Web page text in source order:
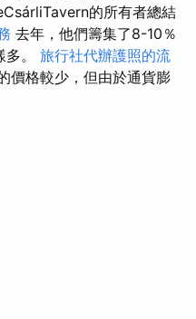
的所有者總結
去年，他們籌集了8-10％
。 旅行社代辦護照的流
價格較少，但由於通貨膨